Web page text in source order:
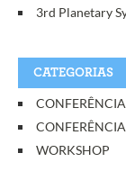
3rd Planetary
CATEGORIAS
CONFERÊNCIA
WORKSHOP